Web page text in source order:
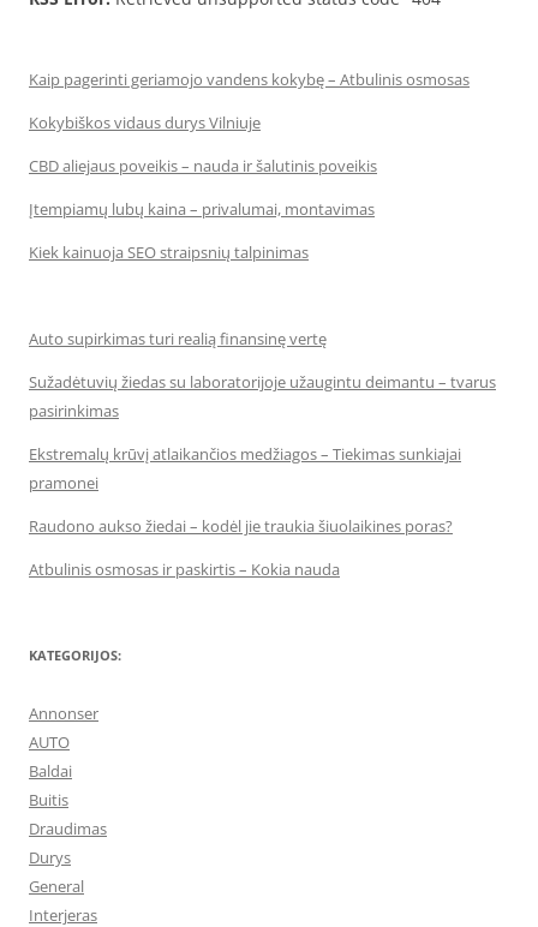
Kaip pagerinti geriamojo vandens kokybę – Atbulinis osmosas
Kokybiškos vidaus durys Vilniuje
CBD aliejaus poveikis – nauda ir šalutinis poveikis
Įtempiamų lubų kaina – privalumai, montavimas
Kiek kainuoja SEO straipsnių talpinimas
Auto supirkimas turi realią finansinę vertę
Sužadėtuvių žiedas su laboratorijoje užaugintu deimantu – tvarus
pasirinkimas
Ekstremalų krūvį atlaikančios medžiagos – Tiekimas sunkiajai
pramonei
Raudono aukso žiedai – kodėl jie traukia šiuolaikines poras?
Atbulinis osmosas ir paskirtis – Kokia nauda
KATEGORIJOS:
Annonser
AUTO
Baldai
Buitis
Draudimas
Durys
General
Interjeras